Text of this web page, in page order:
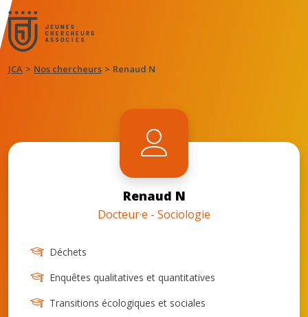
JCA Nos chercheurs Renaud N
Renaud N
Docteur·e - Sociologie
Déchets
Enquêtes qualitatives et quantitatives
Transitions écologiques et sociales